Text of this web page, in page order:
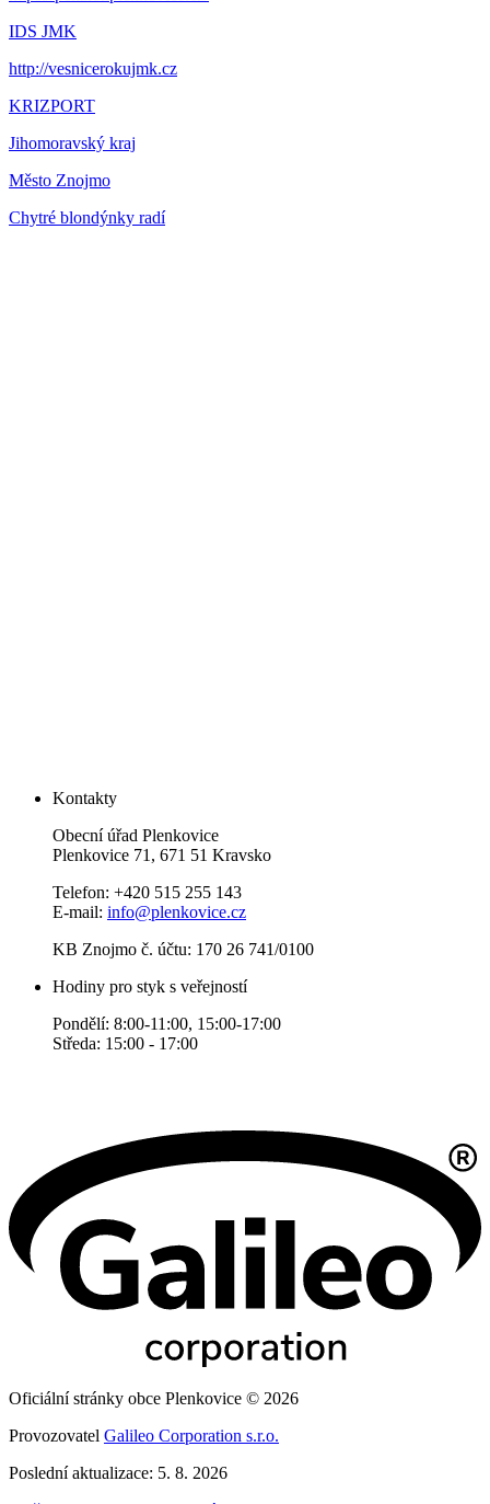
IDS JMK
http://vesnicerokujmk.cz
KRIZPORT
Jihomoravský kraj
Město Znojmo
Chytré blondýnky radí
Kontakty
Obecní úřad Plenkovice
Plenkovice 71, 671 51 Kravsko
Telefon: +420 515 255 143
E-mail: info@plenkovice.cz
KB Znojmo č. účtu: 170 26 741/0100
Hodiny pro styk s veřejností
Pondělí: 8:00-11:00, 15:00-17:00
Středa: 15:00 - 17:00
Oficiální stránky obce Plenkovice © 2026
Provozovatel Galileo Corporation s.r.o.
Poslední aktualizace: 5. 8. 2026